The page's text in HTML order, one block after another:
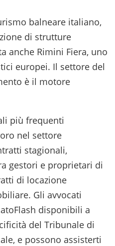
balneare italiano,
di strutture
anche Rimini Fiera, uno
europei. Il settore del
è il motore
più frequenti
nel settore
stagionali,
gestori e proprietari di
di locazione
Gli avvocati
disponibili a
del Tribunale di
e possono assisterti